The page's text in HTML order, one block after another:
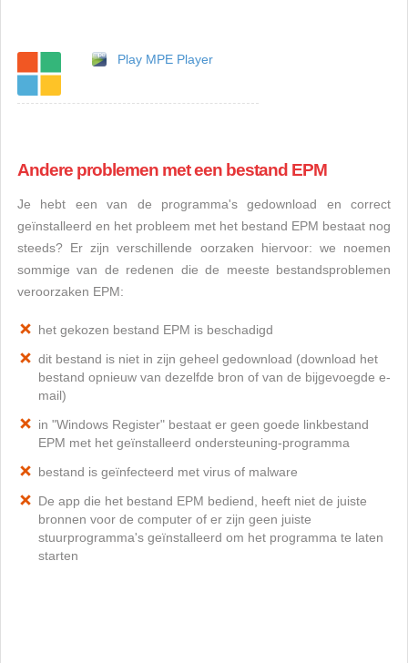
Play MPE Player
Andere problemen met een bestand EPM
Je hebt een van de programma's gedownload en correct
geïnstalleerd en het probleem met het bestand EPM bestaat nog
steeds? Er zijn verschillende oorzaken hiervoor: we noemen
sommige van de redenen die de meeste bestandsproblemen
veroorzaken EPM:
het gekozen bestand EPM is beschadigd
dit bestand is niet in zijn geheel gedownload (download het
bestand opnieuw van dezelfde bron of van de bijgevoegde e-
mail)
in "Windows Register" bestaat er geen goede linkbestand
EPM met het geïnstalleerd ondersteuning-programma
bestand is geïnfecteerd met virus of malware
De app die het bestand EPM bediend, heeft niet de juiste
bronnen voor de computer of er zijn geen juiste
stuurprogramma's geïnstalleerd om het programma te laten
starten